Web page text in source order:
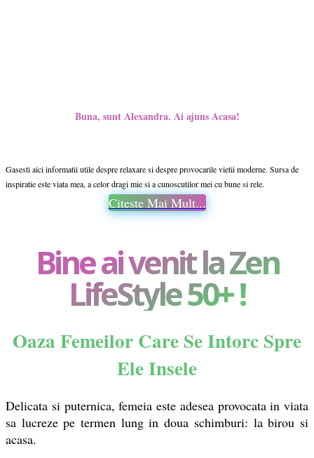
Buna, sunt Alexandra. Ai ajuns Acasa!
Gasesti aici informatii utile despre relaxare si despre provocarile vietii moderne. Sursa de
inspiratie este viata mea, a celor dragi mie si a cunoscutilor mei cu bune si rele.
Citeste Mai Mult...
Bine ai venit la Zen
LifeStyle 50+ !
Oaza Femeilor Care Se Intorc Spre
Ele Insele
Delicata si puternica, femeia este adesea provocata in viata
sa lucreze pe termen lung in doua schimburi: la birou si
acasa.